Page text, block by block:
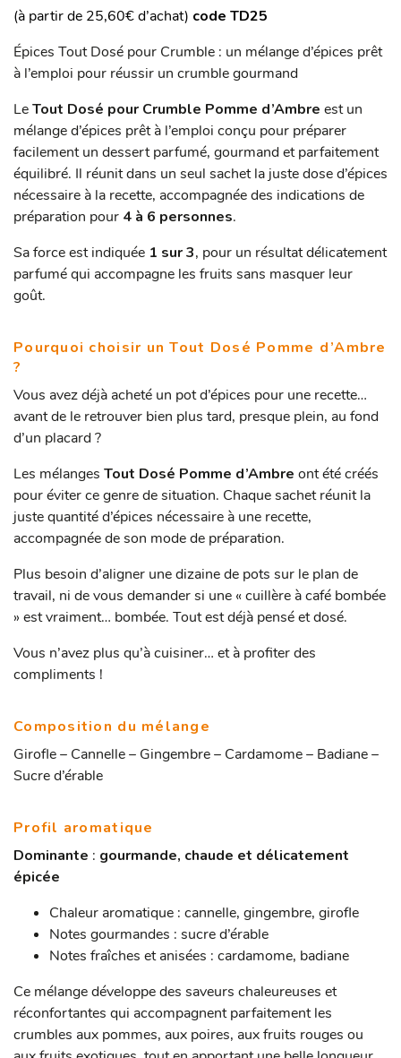
(à partir de 25,60€ d’achat) code TD25
Épices Tout Dosé pour Crumble : un mélange d’épices prêt
à l’emploi pour réussir un crumble gourmand
LeTout Dosé pour Crumble Pomme d’Ambre est un
mélange d’épices prêt à l’emploi conçu pour préparer
facilement un dessert parfumé, gourmand et parfaitement
équilibré. Il réunit dans un seul sachet la juste dose d’épices
nécessaire à la recette, accompagnée des indications de
préparation pour 4 à 6 personnes.
Sa force est indiquée 1 sur 3, pour un résultat délicatement
parfumé qui accompagne les fruits sans masquer leur
goût.
Pourquoi choisir un Tout Dosé Pomme d’Ambre
?
Vous avez déjà acheté un pot d’épices pour une recette…
avant de le retrouver bien plus tard, presque plein, au fond
d’un placard ?
Les mélanges Tout Dosé Pomme d’Ambre ont été créés
pour éviter ce genre de situation. Chaque sachet réunit la
juste quantité d’épices nécessaire à une recette,
accompagnée de son mode de préparation.
Plus besoin d’aligner une dizaine de pots sur le plan de
travail, ni de vous demander si une « cuillère à café bombée
» est vraiment… bombée. Tout est déjà pensé et dosé.
Vous n’avez plus qu’à cuisiner… et à profiter des
compliments !
Composition du mélange
Girofle – Cannelle – Gingembre – Cardamome – Badiane –
Sucre d’érable
Profil aromatique
Dominante : gourmande, chaude et délicatement
épicée
Chaleur aromatique : cannelle, gingembre, girofle
Notes gourmandes : sucre d’érable
Notes fraîches et anisées : cardamome, badiane
Ce mélange développe des saveurs chaleureuses et
réconfortantes qui accompagnent parfaitement les
crumbles aux pommes, aux poires, aux fruits rouges ou